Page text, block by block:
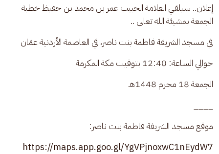
إعلان.. سيلقي العلامة الحبيب عمر بن محمد بن حفيظ خطبة
الجمعة بمشيئة الله تعالى ..
في مسجد الشريفة فاطمة بنت ناصر، في العاصمة الأردنية عمّان
حوالي الساعة: 12:40 بتوقيت مكة المكرمة
الجمعة 18 محرم 1448هـ
موقع مسجد الشريفة فاطمة بنت ناصر:
https://maps.app.goo.gl/YgVPjnoxwC1nEydW7